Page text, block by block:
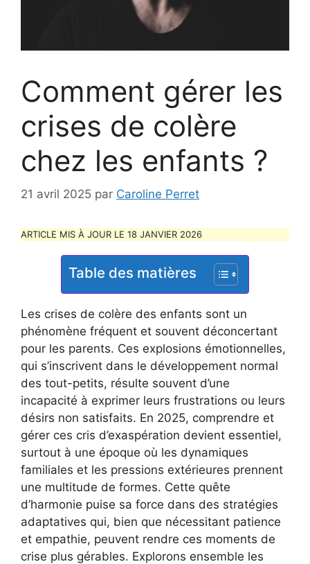
Comment gérer les
crises de colère
chez les enfants ?
21 avril 2025 par Caroline Perret
ARTICLE MIS À JOUR LE 18 JANVIER 2026
Table des matières
Les crises de colère des enfants sont un
phénomène fréquent et souvent déconcertant
pour les parents. Ces explosions émotionnelles,
qui s’inscrivent dans le développement normal
des tout-petits, résulte souvent d’une
incapacité à exprimer leurs frustrations ou leurs
désirs non satisfaits. En 2025, comprendre et
gérer ces cris d’exaspération devient essentiel,
surtout à une époque où les dynamiques
familiales et les pressions extérieures prennent
une multitude de formes. Cette quête
d’harmonie puise sa force dans des stratégies
adaptatives qui, bien que nécessitant patience
et empathie, peuvent rendre ces moments de
crise plus gérables. Explorons ensemble les